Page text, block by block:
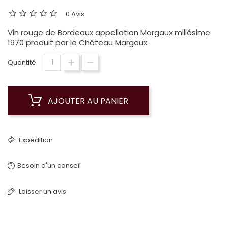
0 Avis
Vin rouge de Bordeaux appellation Margaux millésime
1970 produit par le Château Margaux.
Quantité
AJOUTER AU PANIER
Expédition
Besoin d'un conseil
Laisser un avis